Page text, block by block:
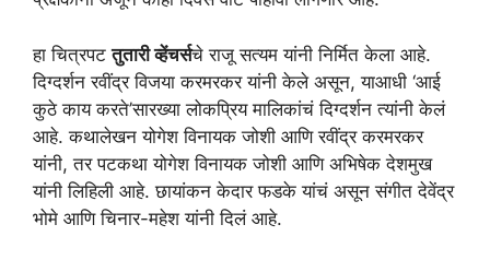
हा चित्रपटतुतारी व्हेंचर्सचे राजू सत्यम यांनी निर्मित केला आहे.
दिग्दर्शन रवींद्र विजया करमरकर यांनी केले असून, याआधी ‘आई
कुठे काय करते’सारख्या लोकप्रिय मालिकांचं दिग्दर्शन त्यांनी केलं
आहे. कथालेखन योगेश विनायक जोशी आणि रवींद्र करमरकर
यांनी, तर पटकथा योगेश विनायक जोशी आणि अभिषेक देशमुख
यांनी लिहिली आहे. छायांकन केदार फडके यांचं असून संगीत देवेंद्र
भोमे आणि चिनार-महेश यांनी दिलं आहे.